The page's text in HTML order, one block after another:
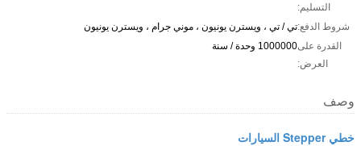
التسليم:
شروط الدفع:تي / تي ، ويسترن يونيون ، موني جرام ، ويسترن يونيون
القدرة على
العرض:
1000000 وحدة / سنة
وصف
خطي Stepper السيارات